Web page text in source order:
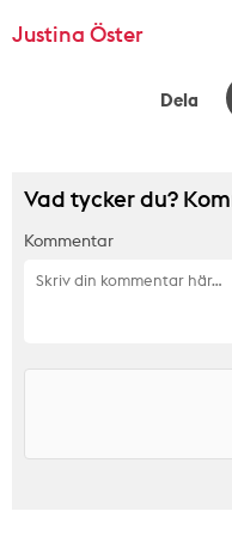
Justina Öster
Dela
Vad tycker du?
Kommentar